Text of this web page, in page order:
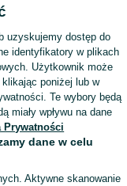
Felgi - Wielkopolskie
Wyświetlenia:
Wyślij wiadomość
uzyskujemy dostęp do
identyfikatory w plikach
Użytkownik może
poniżej lub w
Te wybory będą
miały wpływu na dane
Prywatności
dane w celu
Aktywne skanowanie